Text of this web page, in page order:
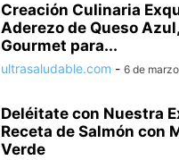
Creación Culinaria
Aderezo de Queso
Gourmet para...
ultrasaludable.com - 6 de
Deléitate con Nuestra
Receta de Salmón con
Verde